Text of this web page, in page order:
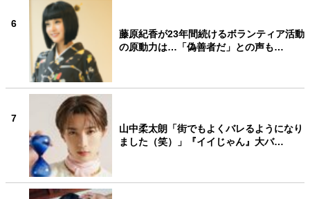
6
藤原紀香が23年間続けるボランティア活動
の原動力は…「偽善者だ」との声も…
7
山中柔太朗「街でもよくバレるようになり
ました（笑）」『イイじゃん』大バ…